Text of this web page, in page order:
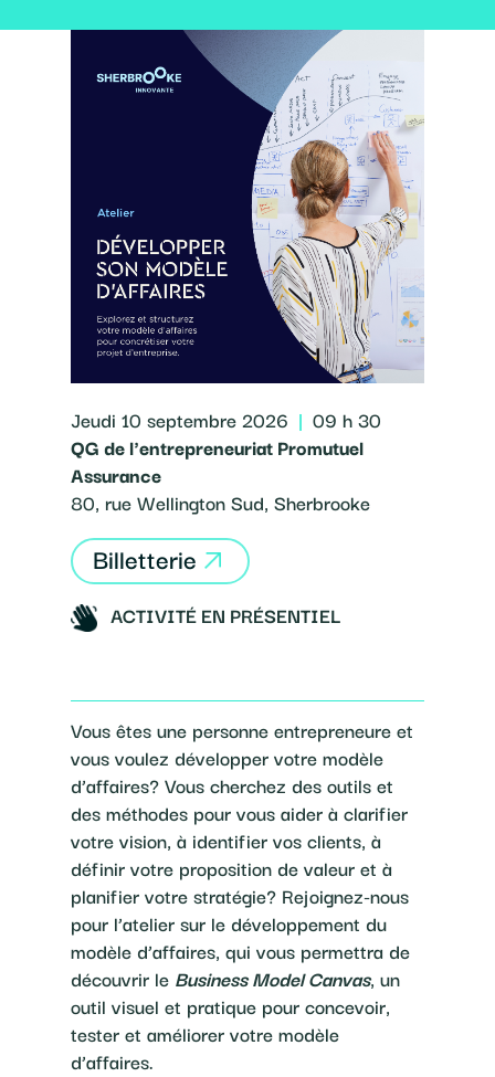
Jeudi 10 septembre 2026 | 09 h 30
QG de l'entrepreneuriat Promutuel
Assurance
80, rue Wellington Sud, Sherbrooke
Billetterie
ACTIVITÉ EN PRÉSENTIEL
Vous êtes une personne entrepreneure et
vous voulez développer votre modèle
d’affaires? Vous cherchez des outils et
des méthodes pour vous aider à clarifier
votre vision, à identifier vos clients, à
définir votre proposition de valeur et à
planifier votre stratégie? Rejoignez-nous
pour l’atelier sur le développement du
modèle d’affaires, qui vous permettra de
découvrir le Business Model Canvas, un
outil visuel et pratique pour concevoir,
tester et améliorer votre modèle
d’affaires.